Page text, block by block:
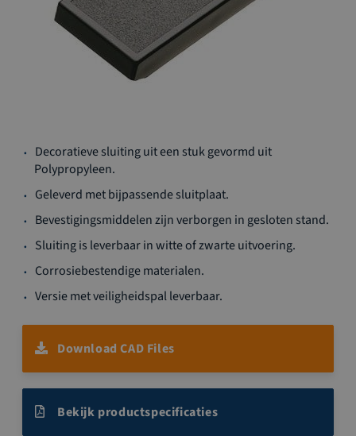
naar
het
begin
de
afbeeldingen-
Decoratieve sluiting uit een stuk gevormd uit
Polypropyleen.
Geleverd met bijpassende sluitplaat.
Bevestigingsmiddelen zijn verborgen in gesloten stand.
Sluiting is leverbaar in witte of zwarte uitvoering.
Corrosiebestendige materialen.
Versie met veiligheidspal leverbaar.
Download CAD Files
Bekijk productspecificaties